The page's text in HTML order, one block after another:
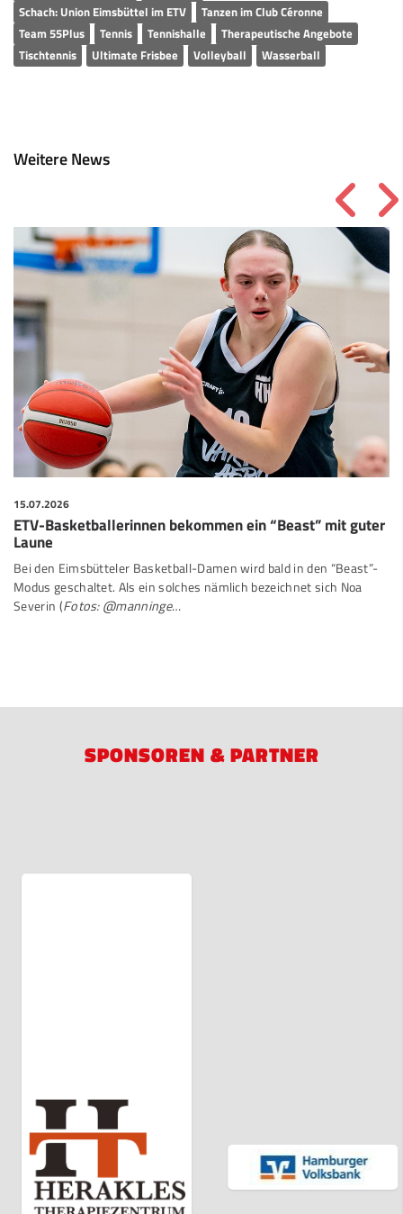
Schach: Union Eimsbüttel im ETV
Tanzen im Club Céronne
Team 55Plus
Tennis Tennishalle
Therapeutische Angebote
Tischtennis
Ultimate Frisbee Volleyball Wasserball
Weitere News
15.07.2026
ETV-Basketballerinnen bekommen ein “Beast” mit guter
Laune
Bei den Eimsbütteler Basketball-Damen wird bald in den “Beast”-
Modus geschaltet. Als ein solches nämlich bezeichnet sich Noa
Severin (Fotos: @manninge…
SPONSOREN & PARTNER